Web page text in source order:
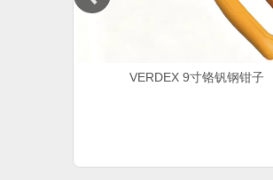
VERDEX 9寸铬钒钢钳子